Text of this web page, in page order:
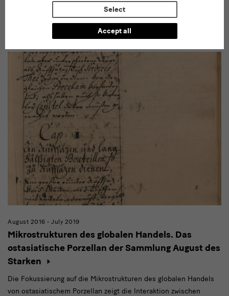
international stature. Not least among their holdings is a vast
August 2016 - July 2019
Mikrostrukturen des globalen Handels. Das
ostasiatische Porzellan der Sammlung August des
Starken
Die Fokussierung auf die Mikrostrukturen des globalen Handels
von ostasiatischem Porzellan zeigt die Interaktion zwischen
Select
Accept all